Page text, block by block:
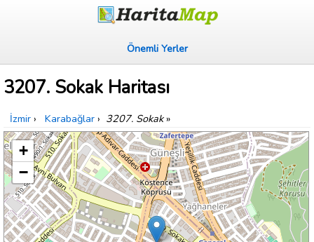
Önemli Yerler
3207. Sokak Haritası
İzmir › Karabağlar › 3207. Sokak»
+
−